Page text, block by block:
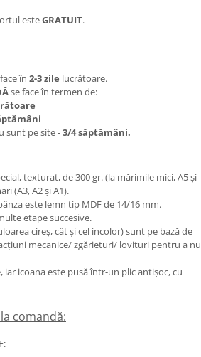
esteGRATUIT.
în 2-3 zile lucrătoare.
se face în termen de:
sunt pe site -3/4 săptămâni.
texturat, de 300 gr. (la mărimile mici, A5 și
(A3, A2 și A1).
este lemn tip MDF de 14/16 mm.
etape succesive.
cireș, cât și cel incolor) sunt pe bază de
mecanice/ zgărieturi/ lovituri pentru a nu
icoana este pusă într-un plic antișoc, cu
comandă: